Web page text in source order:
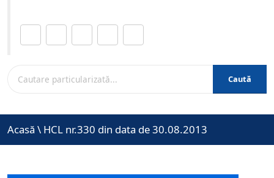
Caută
Acasă \ HCL nr.330 din data de 30.08.2013